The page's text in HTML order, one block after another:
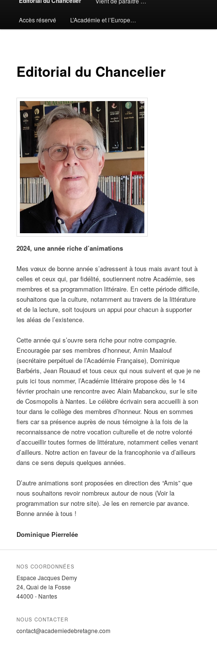
Accès réservé L’Académie et l’Europe…
Editorial du Chancelier
2024, une année riche d’animations
Mes vœux de bonne année s’adressent à tous mais avant tout à
celles et ceux qui, par fidélité, soutiennent notre Académie, ses
membres et sa programmation littéraire. En cette période difficile,
souhaitons que la culture, notamment au travers de la littérature
et de la lecture, soit toujours un appui pour chacun à supporter
les aléas de l’existence.
Cette année qui s’ouvre sera riche pour notre compagnie.
Encouragée par ses membres d’honneur, Amin Maalouf
(secrétaire perpétuel de l’Académie Française), Dominique
Barbéris, Jean Rouaud et tous ceux qui nous suivent et que je ne
puis ici tous nommer, l’Académie littéraire propose dès le 14
février prochain une rencontre avec Alain Mabanckou, sur le site
de Cosmopolis à Nantes. Le célèbre écrivain sera accueilli à son
tour dans le collège des membres d’honneur. Nous en sommes
fiers car sa présence auprès de nous témoigne à la fois de la
reconnaissance de notre vocation culturelle et de notre volonté
d’accueillir toutes formes de littérature, notamment celles venant
d’ailleurs. Notre action en faveur de la francophonie va d’ailleurs
dans ce sens depuis quelques années.
D’autre animations sont proposées en direction des “Amis” que
nous souhaitons revoir nombreux autour de nous (Voir la
programmation sur notre site). Je les en remercie par avance.
Bonne année à tous !
Dominique Pierrelée
NOS COORDONNÉES
Espace Jacques Demy
24, Quai de la Fosse
44000 - Nantes
NOUS CONTACTER
contact@academiedebretagne.com